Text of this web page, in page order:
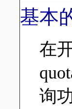
基本
在
询